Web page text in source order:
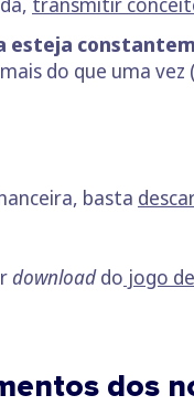
esteja
do que uma
basta
downloaddo jogo
dos